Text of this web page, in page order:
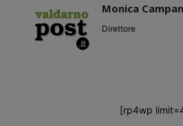
Monica
Direttore
[rp4wp